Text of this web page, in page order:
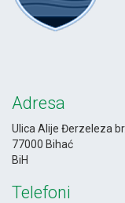
Adresa
Ulica Alije Đerzeleza
77000 Bihać
BiH
Telefoni